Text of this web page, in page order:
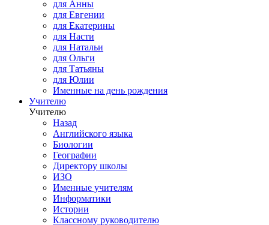
для Анны
для Евгении
для Екатерины
для Насти
для Натальи
для Ольги
для Татьяны
для Юлии
Именные на день рождения
Учителю
Учителю
Назад
Английского языка
Биологии
Географии
Директору школы
ИЗО
Именные учителям
Информатики
Истории
Классному руководителю